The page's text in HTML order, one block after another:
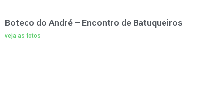
Boteco do André – Encontro de Batuqueiros
veja as fotos